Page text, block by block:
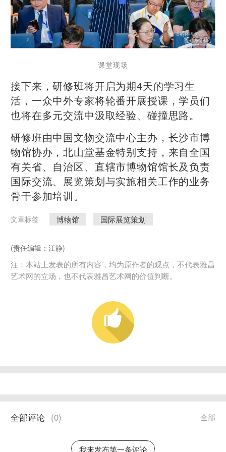
课堂现场
接下来，研修班将开启为期4天的学习生
活，一众中外专家将轮番开展授课，学员们
也将在多元交流中汲取经验、碰撞思路。
研修班由中国文物交流中心主办，长沙市博
物馆协办，北山堂基金特别支持，来自全国
有关省、自治区、直辖市博物馆馆长及负责
国际交流、展览策划与实施相关工作的业务
骨干参加培训。
文章标签 博物馆 国际展览策划
(责任编辑：江静)
注：本站上发表的所有内容，均为原作者的观点，不代表雅昌
艺术网的立场，也不代表雅昌艺术网的价值判断。
全部
全部评论 (0)
我来发布第一条评论